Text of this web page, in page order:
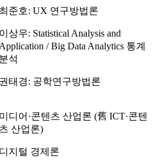
최준호: UX 연구방법론
이상우: Statistical Analysis and
Application / Big Data Analytics 통계
분석
권태경: 공학연구방법론
미디어·콘텐츠 산업론 (舊 ICT·콘텐
츠 산업론)
디지털 경제론